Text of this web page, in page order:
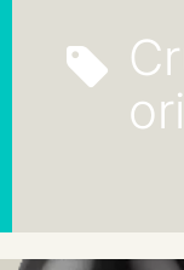
cruze gel